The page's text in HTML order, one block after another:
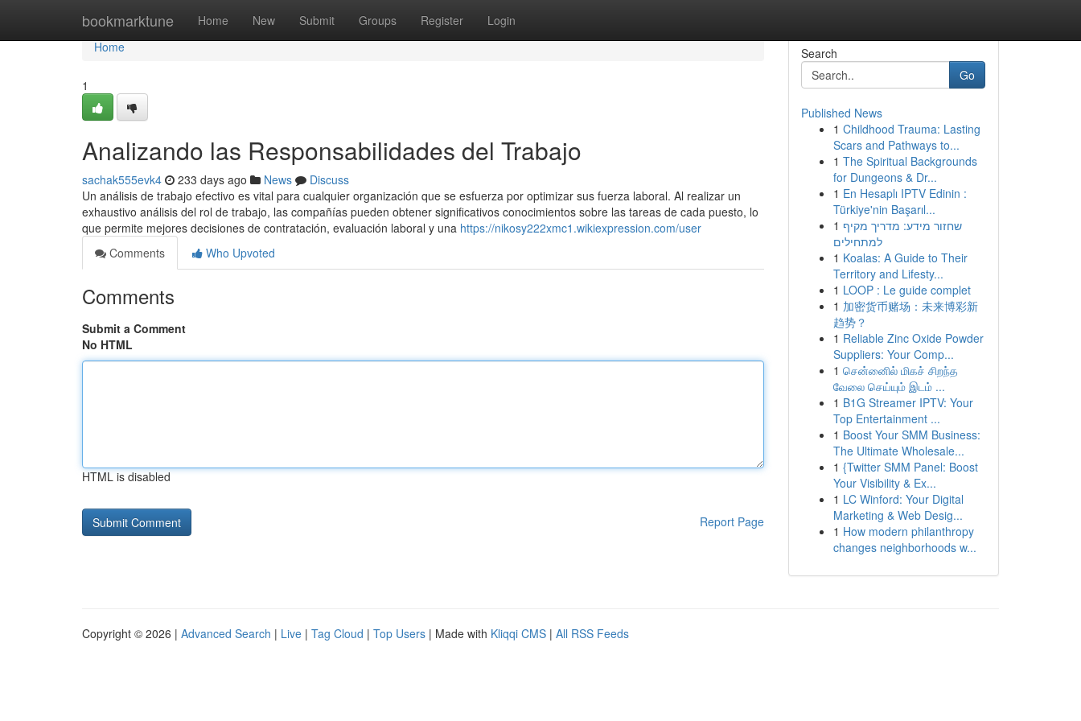
bookmarktune Home New Submit Groups Register Login
Home
Home
1
Analizando las Responsabilidades del Trabajo
sachak555evk4 233 days ago News
Discuss
Un análisis de trabajo efectivo es vital para cualquier organización que se esfuerza por optimizar sus fuerza laboral. Al realizar un
exhaustivo análisis del rol de trabajo, las compañías pueden obtener significativos conocimientos sobre las tareas de cada puesto, lo
que permite mejores decisiones de contratación, evaluación laboral y una https://nikosy222xmc1.wikiexpression.com/user
Comments
Who Upvoted
Comments
Submit a Comment
No HTML
HTML is disabled
Report Page
Search
Go
Published News
1 Childhood Trauma: Lasting
Scars and Pathways to...
1 The Spiritual Backgrounds
for Dungeons & Dr...
1 En Hesaplı IPTV Edinin :
Türkiye'nin Başarıl...
1 שחזור מידע: מדריך מקיף
למתחילים
1 Koalas: A Guide to Their
Territory and Lifesty...
1 LOOP : Le guide complet
1 加密货币赌场：未来博彩新
趋势？
1 Reliable Zinc Oxide Powder
Suppliers: Your Comp...
1 சென்னைில் மிகச் சிறந்த
வேலை செய்யும் இடம் ...
1 B1G Streamer IPTV: Your
Top Entertainment ...
1 Boost Your SMM Business:
The Ultimate Wholesale...
1 {Twitter SMM Panel: Boost
Your Visibility & Ex...
1 LC Winford: Your Digital
Marketing & Web Desig...
1 How modern philanthropy
changes neighborhoods w...
Copyright © 2026 | Advanced Search | Live | Tag Cloud | Top Users | Made with Kliqqi CMS | All RSS Feeds